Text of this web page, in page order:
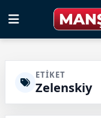
ETIKET
Zelenskiy